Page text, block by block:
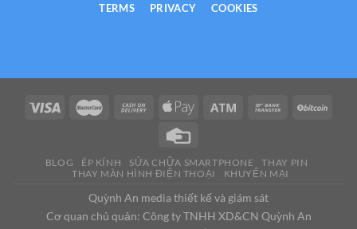
TERMS PRIVACY COOKIES
BLOG ÉP KÍNH SỬA CHỮA SMARTPHONE
THAY PIN
THAY MÀN HÌNH ĐIỆN THOẠI
KHUYẾN MẠI
Quỳnh An media thiết kế và giám sát
Cơ quan chủ quản: Công ty TNHH XD&CN Quỳnh An